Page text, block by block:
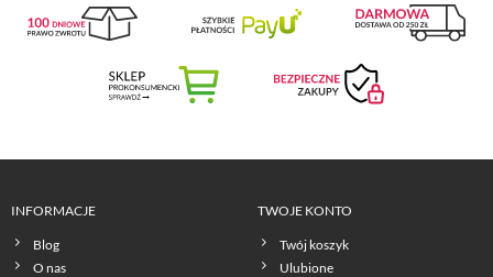
INFORMACJE
Blog
O nas
TWOJE KONTO
Twój koszyk
Ulubione